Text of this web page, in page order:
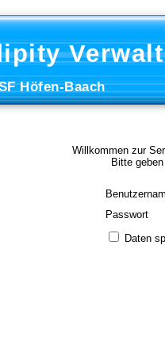
Höfen-Baach
Willkommen zur
Bitte
Passwort
Daten